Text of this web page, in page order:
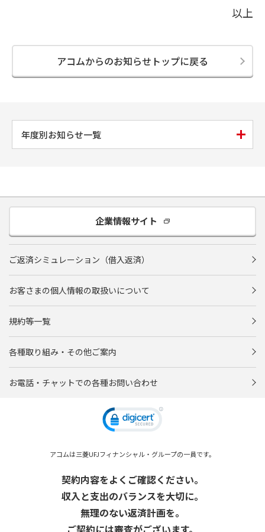
以上
アコムからのお知らせトップに戻る
年度別お知らせ一覧
企業情報サイト
ご返済シミュレーション（借入返済）
お客さまの個人情報の取扱いについて
規約等一覧
各種取り組み・その他ご案内
お電話・チャットでの各種お問い合わせ
アコムは三菱UFJフィナンシャル・グループの一員です。
契約内容をよくご確認ください。
収入と支出のバランスを大切に。
無理のない返済計画を。
ご契約には審査がございます。